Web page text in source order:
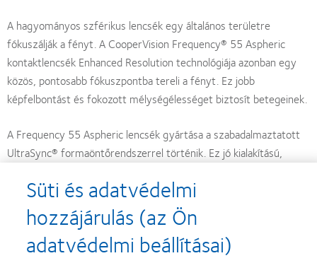
A hagyományos szférikus lencsék egy általános területre
fókuszálják a fényt. A CooperVision Frequency® 55 Aspheric
kontaktlencsék Enhanced Resolution technológiája azonban egy
közös, pontosabb fókuszpontba tereli a fényt. Ez jobb
képfelbontást és fokozott mélységélességet biztosít betegeinek.
A Frequency 55 Aspheric lencsék gyártása a szabadalmaztatott
UltraSync® formaöntőrendszerrel történik. Ez jó kialakítású,
viselést jelent betegeinek.
Termékparaméterek
Süti és adatvédelmi
hozzájárulás (az Ön
adatvédelmi beállításai)